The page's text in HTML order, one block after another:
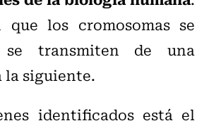
los cromosomas se
transmiten de una
la siguiente.
identificados está el